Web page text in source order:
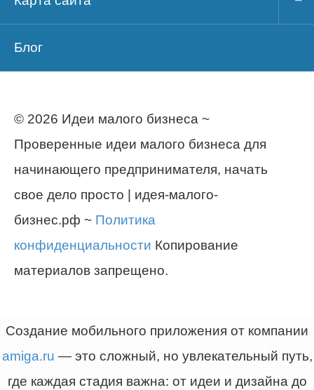
Блог
© 2026 Идеи малого бизнеса ~
Проверенные идеи малого бизнеса для
начинающего предпринимателя, начать
свое дело просто | идея-малого-
бизнес.рф ~ Политика
конфиденциальности Копирование
материалов запрещено.
Создание мобильного приложения от компании
amiga.ru — это сложный, но увлекательный путь,
где каждая стадия важна: от идеи и дизайна до